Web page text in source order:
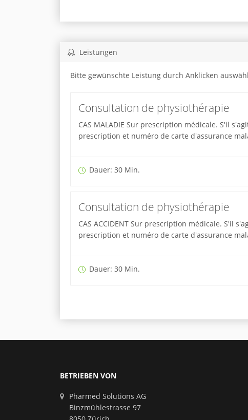
Leistungen
Bitte gewünschte Leistung durch Anklicken
Consultation de physiothérapie
CAS MALADIE Sur prescription médicale. S'il
prescription et numéro de carte d'assurance
Dauer: 30 Min.
Consultation de physiothérapie
CAS ACCIDENT Sur prescription médicale. S'il
prescription et numéro de carte d'assurance
Dauer: 30 Min.
BETRIEBEN VON
Pharmed Solutions AG
Binzmühlestrasse 97